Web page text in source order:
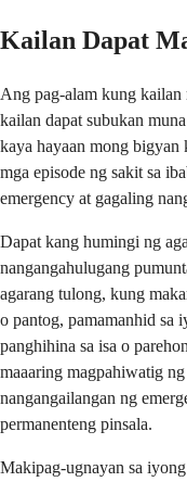
Kailan Dapat
Ang pag-alam kung kailan
kailan dapat subukan
kaya hayaan mong bigyan
mga episode ng sakit sa
emergency at gagaling
Dapat kang humingi ng
nangangahulugang
agarang tulong, kung
o pantog, pamamanhid sa
panghihina sa isa o
maaaring magpahiwatig
nangangailangan ng
permanenteng pinsala.
Makipag-ugnayan sa